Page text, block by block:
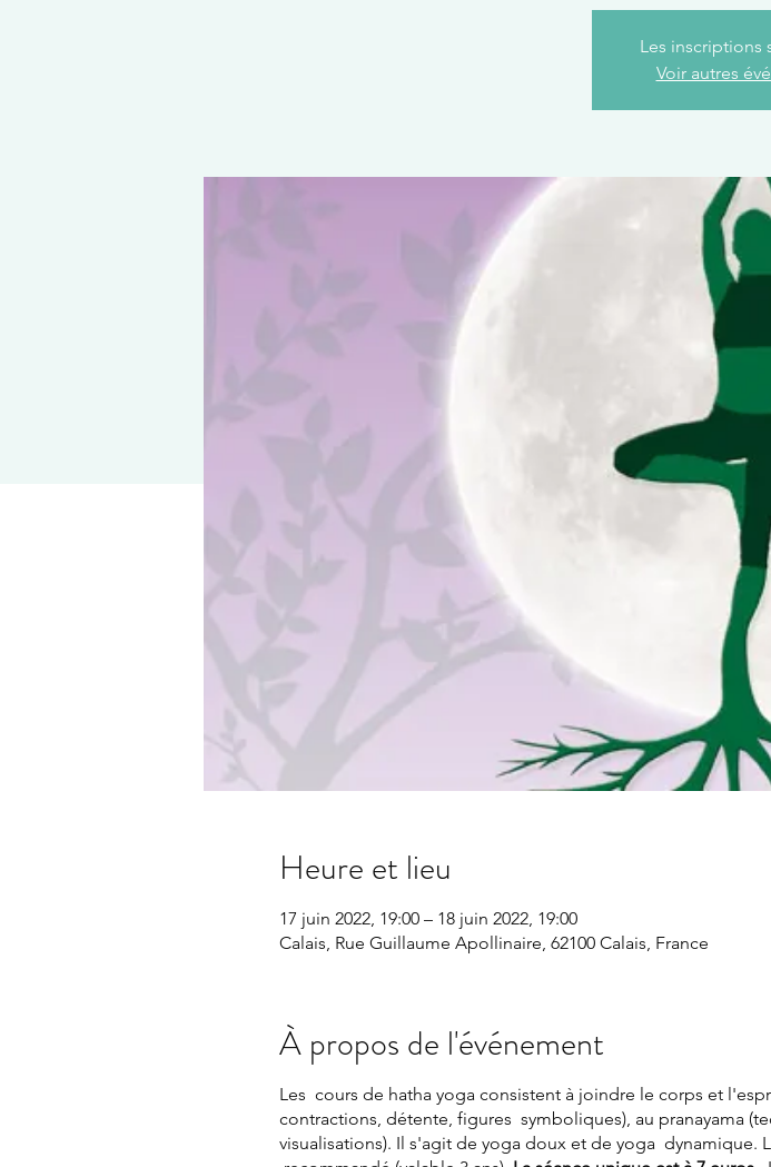
Les inscriptions
Voir autres
Heure et lieu
17 juin 2022, 19:00 – 18 juin 2022, 19:00
Calais, Rue Guillaume Apollinaire, 62100 Calais, France
À propos de l'événement
Les cours de hatha yoga consistent à joindre le corps et
contractions, détente, figures symboliques), au pranayama
visualisations). Il s'agit de yoga doux et de yoga dynamique.